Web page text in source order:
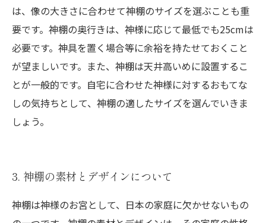
は、像の大きさに合わせて神棚のサイズを選ぶことも重
要です。神棚の奥行きは、神様に応じて最低でも25cmは
必要です。神具を置く場合等に余裕を持たせておくこと
が望ましいです。また、神棚は天井高いめに設置するこ
とが一般的です。自宅に合わせた神様に対するおもてな
しの気持ちとして、神棚の適したサイズを選んでいきま
しょう。
3. 神棚の素材とデザインについて
神棚は神様のお宮として、日本の家庭に欠かせないもの